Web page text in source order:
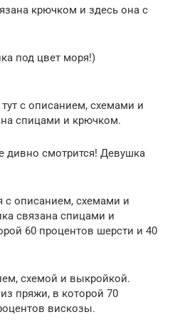
крючком и здесь она с
под цвет моря!)
с описанием, схемами и
спицами и крючком.
дивно смотрится! Девушка
с описанием, схемами и
связана спицами и
60 процентов шерсти и 40
схемой и выкройкой.
пряжи, в которой 70
вискозы.